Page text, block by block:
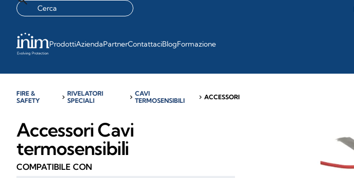
ProdottiAziendaPartnerContattaciBlogFormazione
FIRE &
SAFETY
chevron_right RIVELATORI
SPECIALI
chevron_rightCAVI
TERMOSENSIBILI
chevron_rightACCESSORI
Accessori Cavi
termosensibili
COMPATIBILE CON